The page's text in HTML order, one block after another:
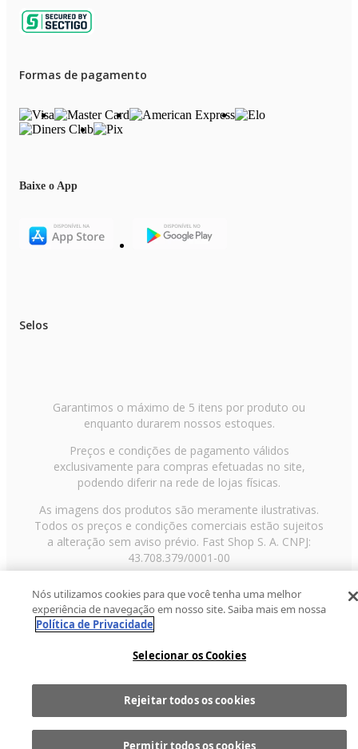
Comprar
Formas de pagamento
Baixe o App
Selos
Garantimos o máximo de 5 itens por produto ou
enquanto durarem nossos estoques.
Preços e condições de pagamento válidos
exclusivamente para compras efetuadas no site,
podendo diferir na rede de lojas físicas.
As imagens dos produtos são meramente ilustrativas.
Todos os preços e condições comerciais estão sujeitos
a alteração sem aviso prévio. Fast Shop S. A. CNPJ:
43.708.379/0001-00
Paulo/SP, CEP 02029-001, Telefone: 11 3003-3728 ©
2013 Fast Shop - Todos os direitos reservadosRF
Nós utilizamos cookies para que você tenha uma melhor
experiência de navegação em nosso site. Saiba mais em nossa
Política de Privacidade
Selecionar os Cookies
Rejeitar todos os cookies
Permitir todos os cookies